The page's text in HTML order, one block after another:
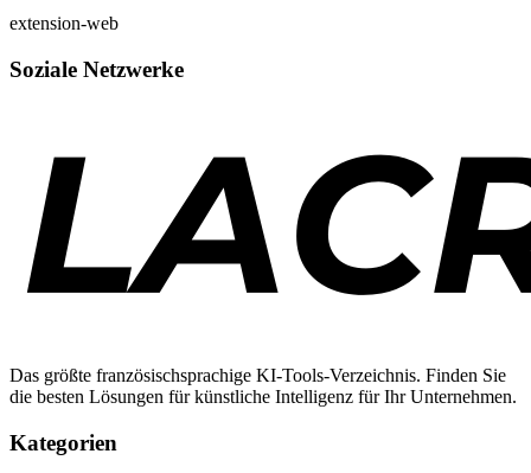
extension-web
Soziale Netzwerke
Das größte französischsprachige KI-Tools-Verzeichnis. Finden Sie
die besten Lösungen für künstliche Intelligenz für Ihr Unternehmen.
Kategorien